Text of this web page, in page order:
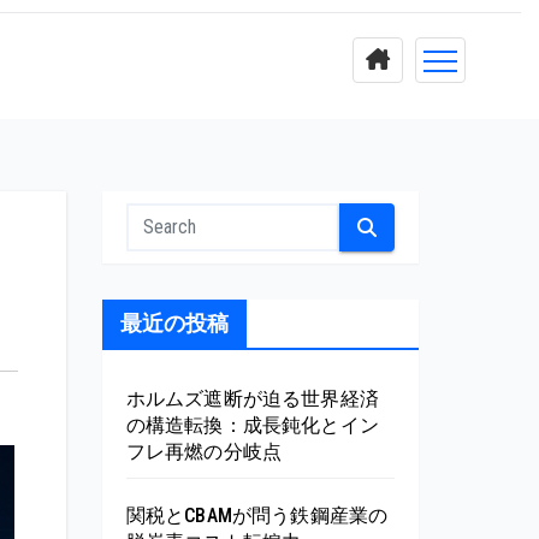
最近の投稿
ホルムズ遮断が迫る世界経済
の構造転換：成長鈍化とイン
フレ再燃の分岐点
関税とCBAMが問う鉄鋼産業の